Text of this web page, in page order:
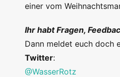
einer vom
Ihr habt Fragen,
Dann meldet euch doch
Twitter:
@WasserRotz